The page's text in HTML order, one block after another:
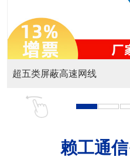
超五类屏蔽高速网线
赖工通